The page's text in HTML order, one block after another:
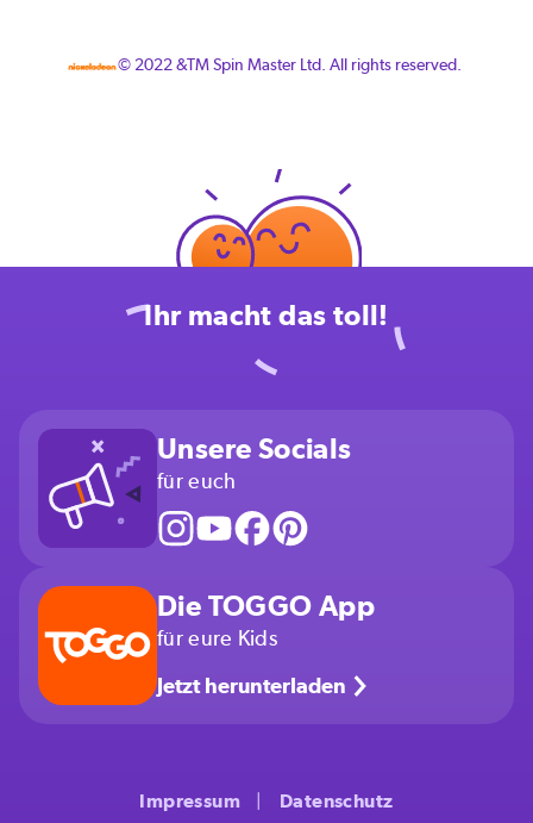
© 2022 &TM Spin Master Ltd. All rights reserved.
Ihr macht das toll!
Unsere Socials
für euch
Die TOGGO App
für eure Kids
Jetzt herunterladen
Impressum Datenschutz